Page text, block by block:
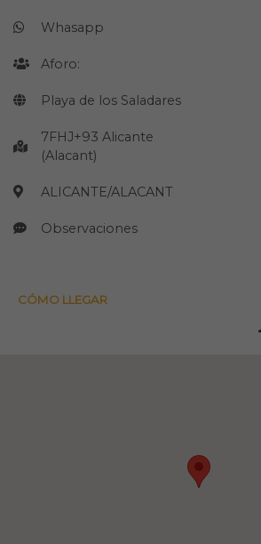
Whasapp
Aforo:
Playa de los Saladares
7FHJ+93 Alicante
(Alacant)
ALICANTE/ALACANT
Observaciones
CÓMO LLEGAR